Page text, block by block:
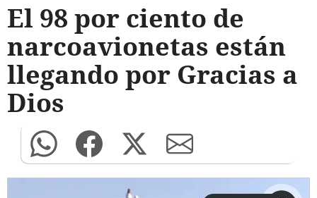
El 98 por ciento de
narcoavionetas están
llegando por Gracias a
Dios